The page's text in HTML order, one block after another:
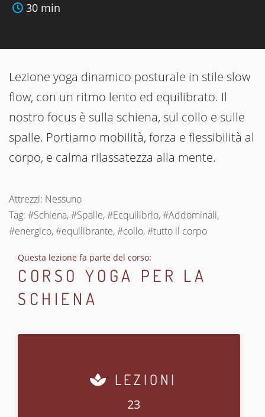
30 min
Lezione yoga dinamico posturale in stile slow
flow, con un ritmo lento ed equilibrato. Il
nostro focus è sulla schiena, sul collo e sulle
spalle. Portiamo mobilità, forza e flessibilità al
corpo, e calma rilassatezza alla mente.
Attrezzi: Nessuno
Tag: #Schiena, #Spalle, #Ecquilibrio, #Addominali,
#energico, #equilibrante, #collo, #tutto il corpo
Questa lezione fa parte del corso:
CORSO YOGA PER LA
SCHIENA
LEZIONI
23